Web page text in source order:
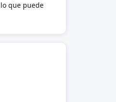
que puede